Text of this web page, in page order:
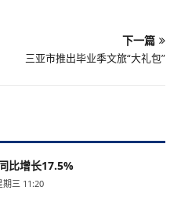
下一篇
三亚市推出毕业季文旅“大礼包”
比增长17.5%
期三 11:20